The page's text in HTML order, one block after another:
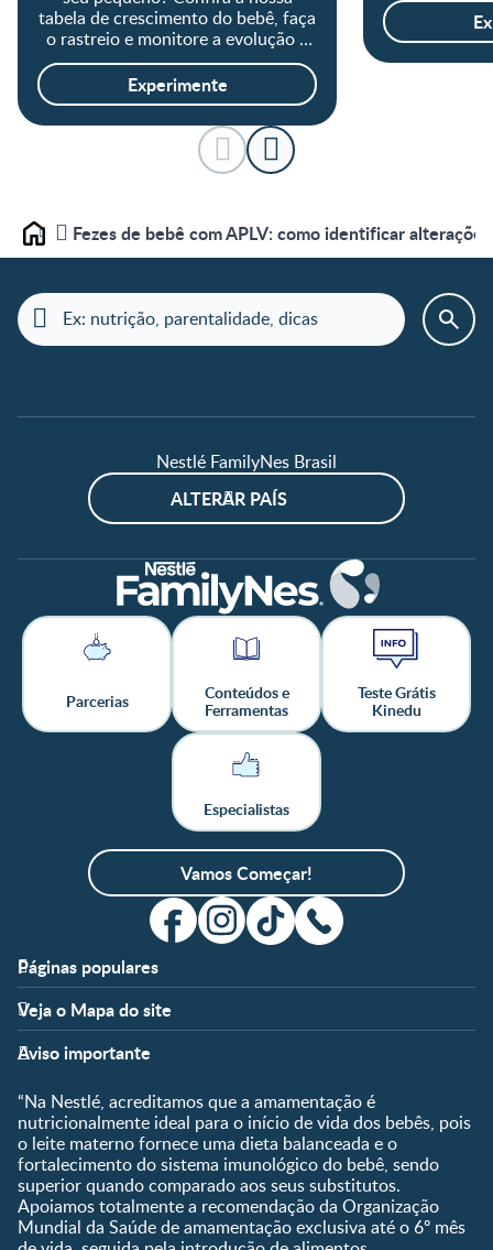
tabela de crescimento do bebê, faça
o rastreio e monitore a evolução o
tamanho do baby!
Experimente
Home Fezes de bebê com APLV: como identificar
Nestlé FamilyNes Brasil
ALTERAR PAÍS
Parcerias
Conteúdos e
Ferramentas
Teste Grátis
Kinedu
Especialistas
Vamos Começar!
Páginas populares
Apoio
FAQ
Nossos Artigos
Fale conosco
Clube
Shopping
Compre Agora
Veja o Mapa do site
Fases
Pré-Concepção
Gravidez
Pós-Parto
0 a 5 meses
6 a 8 meses
9 a 12 meses
1 a 3 anos
Temas
Desenvolvimento
Ser Mãe e Pai
Nutrição, Alimentação e
Saúde
Aviso importante
“Na Nestlé, acreditamos que a amamentação é
nutricionalmente ideal para o início de vida dos bebês, pois
o leite materno fornece uma dieta balanceada e o
fortalecimento do sistema imunológico do bebê, sendo
superior quando comparado aos seus substitutos.
Apoiamos totalmente a recomendação da Organização
Mundial da Saúde de amamentação exclusiva até o 6º mês